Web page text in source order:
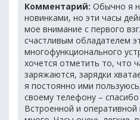
Комментарий: Обычно я
новинками, но эти часы
мое внимание с первого
счастливым обладателем
многофункционального
хочется отметить то, что
заряжаются, зарядки
я постоянно ими
своему телефону – спасибо
Встроенной и